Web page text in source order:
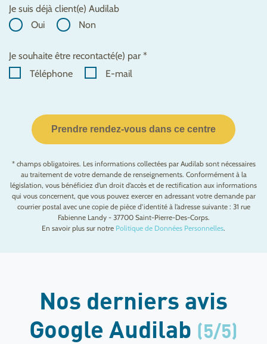
Je suis déjà client(e) Audilab
Oui
Non
Je souhaite être recontacté(e) par *
Téléphone
E-mail
Prendre rendez-vous dans ce centre
* champs obligatoires. Les informations collectées par Audilab sont nécessaires
au traitement de votre demande de renseignements. Conformément à la
législation, vous bénéficiez d’un droit d’accès et de rectification aux informations
qui vous concernent, que vous pouvez exercer en adressant votre demande par
courrier postal avec une copie de pièce d’identité à l’adresse suivante : 31 rue
Fabienne Landy - 37700 Saint-Pierre-Des-Corps.
En savoir plus sur notre Politique de Données Personnelles.
Nos derniers avis
Google Audilab (5/5)